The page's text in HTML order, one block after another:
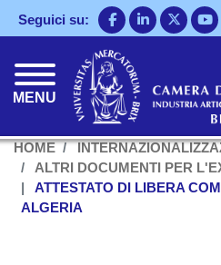
al
Seguici su:
MENU
HOME
ALTRI DOCUMENTI PER
ATTESTATO DI LIBERA
ALGERIA